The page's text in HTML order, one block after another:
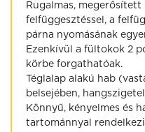
Rugalmas,
felfüggesztéssel, a
párna nyomásának
Ezenkívül a fültokok 2
körbe forgathatóak.
Téglalap alakú hab
belsejében,
Könnyű, kényelmes és
tartománnyal